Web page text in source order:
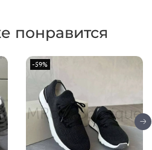
понравится
-59%